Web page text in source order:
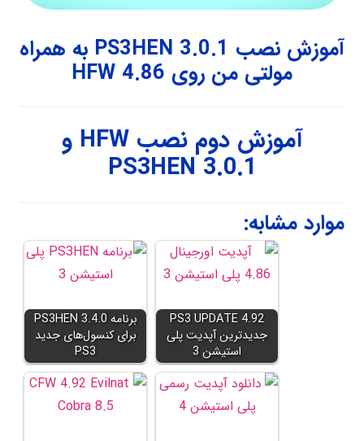
آموزش نصب PS3HEN 3.0.1 به همراه
مولتی من روی HFW 4.86
آموزش دوم نصب HFW و
PS3HEN 3.0.1
موارد مشابه:
برنامه PS3HEN 3.4.0
برای کنسول‌های جدید
PS3
PS3 UPDATE 4.92
جدیدترین آپدیت پلی
استیشن 3